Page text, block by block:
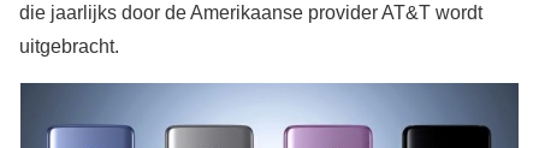
die jaarlijks door de Amerikaanse provider AT&T wordt
uitgebracht.